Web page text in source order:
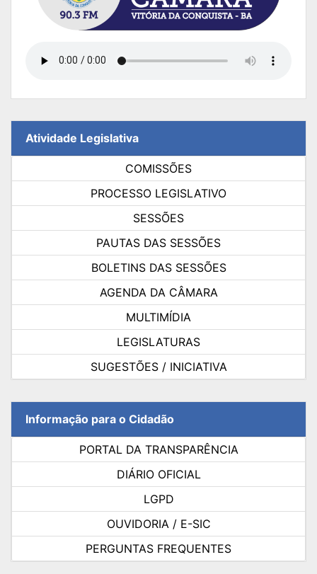
Atividade Legislativa
COMISSÕES
PROCESSO LEGISLATIVO
SESSÕES
PAUTAS DAS SESSÕES
BOLETINS DAS SESSÕES
AGENDA DA CÂMARA
MULTIMÍDIA
LEGISLATURAS
SUGESTÕES / INICIATIVA
Informação para o Cidadão
PORTAL DA TRANSPARÊNCIA
DIÁRIO OFICIAL
LGPD
OUVIDORIA / E-SIC
PERGUNTAS FREQUENTES